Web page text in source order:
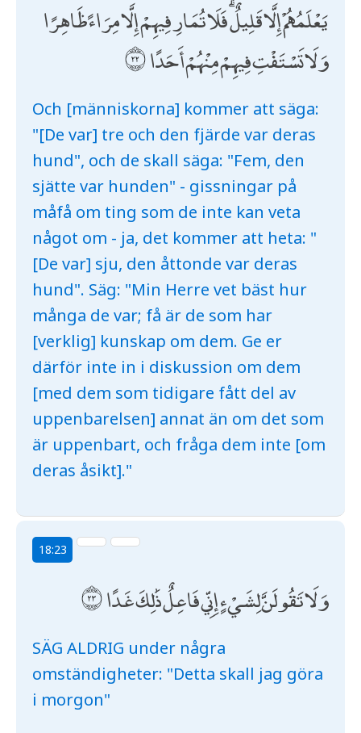
يَعْلَمُهُمْ إِلَّا قَلِيلٌ ۗ فَلَا تُمَارِ فِيهِمْ إِلَّا مِرَاءً ظَاهِرًا
وَلَا تَسْتَفْتِ فِيهِمْ مِنْهُمْ أَحَدًا
Och [människorna] kommer att säga:
"[De var] tre och den fjärde var deras
hund", och de skall säga: "Fem, den
sjätte var hunden" - gissningar på
måfå om ting som de inte kan veta
något om - ja, det kommer att heta: "
[De var] sju, den åttonde var deras
hund". Säg: "Min Herre vet bäst hur
många de var; få är de som har
[verklig] kunskap om dem. Ge er
därför inte in i diskussion om dem
[med dem som tidigare fått del av
uppenbarelsen] annat än om det som
är uppenbart, och fråga dem inte [om
deras åsikt]."
18:23
وَلَا تَقُولَنَّ لِشَيْءٍ إِنِّي فَاعِلٌ ذَٰلِكَ غَدًا
SÄG ALDRIG under några
omständigheter: "Detta skall jag göra
i morgon"